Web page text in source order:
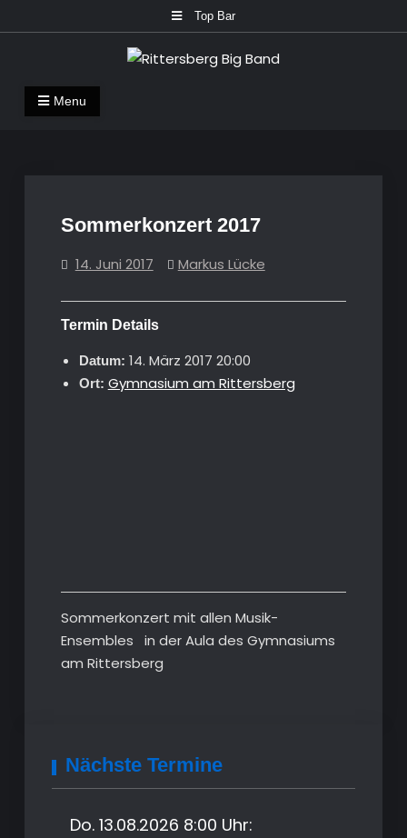
to
Top Bar
Rittersberg Big Band
Menu
Sommerkonzert 2017
14. Juni 2017 Markus Lücke
Termin Details
Datum: 14. März 2017 20:00
Ort: Gymnasium am Rittersberg
Sommerkonzert mit allen Musik-
Ensembles in der Aula des Gymnasiums
am Rittersberg
Nächste Termine
Do. 13.08.2026 8:00 Uhr: